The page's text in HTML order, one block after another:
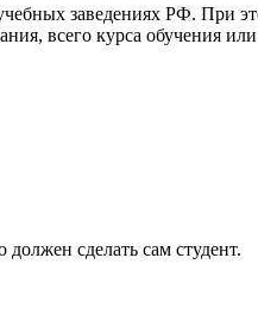
заведениях РФ. При
всего курса обучения
сделать сам студент.